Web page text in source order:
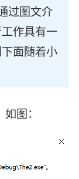
过图文介
作具有一
面随着小
图：